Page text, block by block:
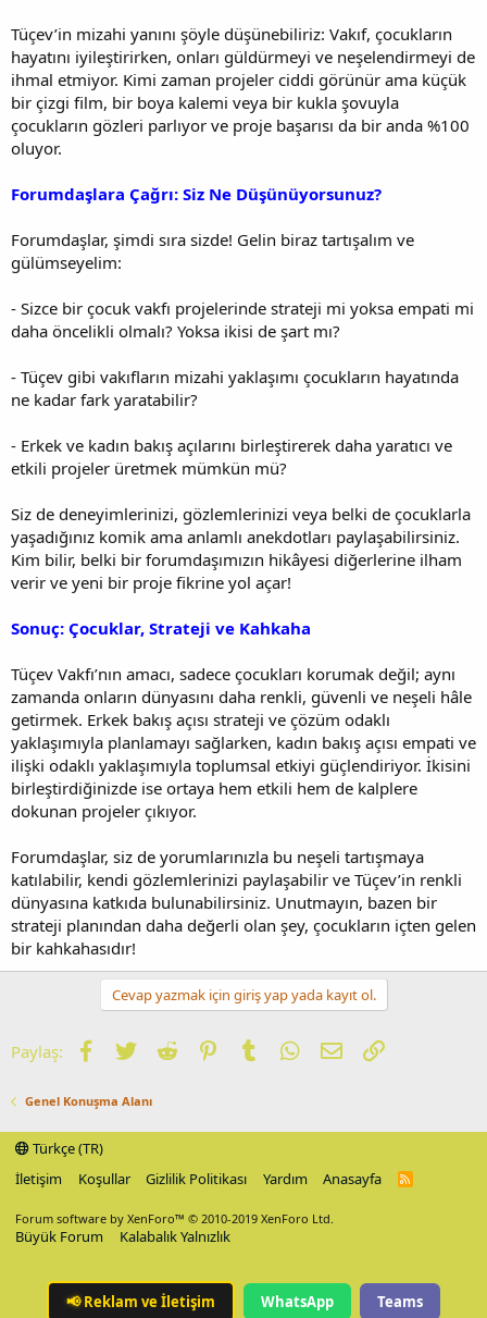
Tüçev’in mizahi yanını şöyle düşünebiliriz: Vakıf, çocukların
hayatını iyileştirirken, onları güldürmeyi ve neşelendirmeyi de
ihmal etmiyor. Kimi zaman projeler ciddi görünür ama küçük
bir çizgi film, bir boya kalemi veya bir kukla şovuyla
çocukların gözleri parlıyor ve proje başarısı da bir anda %100
oluyor.
Forumdaşlara Çağrı: Siz Ne Düşünüyorsunuz?
Forumdaşlar, şimdi sıra sizde! Gelin biraz tartışalım ve
gülümseyelim:
- Sizce bir çocuk vakfı projelerinde strateji mi yoksa empati mi
daha öncelikli olmalı? Yoksa ikisi de şart mı?
- Tüçev gibi vakıfların mizahi yaklaşımı çocukların hayatında
ne kadar fark yaratabilir?
- Erkek ve kadın bakış açılarını birleştirerek daha yaratıcı ve
etkili projeler üretmek mümkün mü?
Siz de deneyimlerinizi, gözlemlerinizi veya belki de çocuklarla
yaşadığınız komik ama anlamlı anekdotları paylaşabilirsiniz.
Kim bilir, belki bir forumdaşımızın hikâyesi diğerlerine ilham
verir ve yeni bir proje fikrine yol açar!
Sonuç: Çocuklar, Strateji ve Kahkaha
Tüçev Vakfı’nın amacı, sadece çocukları korumak değil; aynı
zamanda onların dünyasını daha renkli, güvenli ve neşeli hâle
getirmek. Erkek bakış açısı strateji ve çözüm odaklı
yaklaşımıyla planlamayı sağlarken, kadın bakış açısı empati ve
ilişki odaklı yaklaşımıyla toplumsal etkiyi güçlendiriyor. İkisini
birleştirdiğinizde ise ortaya hem etkili hem de kalplere
dokunan projeler çıkıyor.
Forumdaşlar, siz de yorumlarınızla bu neşeli tartışmaya
katılabilir, kendi gözlemlerinizi paylaşabilir ve Tüçev’in renkli
dünyasına katkıda bulunabilirsiniz. Unutmayın, bazen bir
strateji planından daha değerli olan şey, çocukların içten gelen
bir kahkahasıdır!
Cevap yazmak için giriş yap yada kayıt ol.
Paylaş: Facebook
TwitterReddit PinterestTumblrWhatsApp
E-postaLink
Genel Konuşma Alanı
Türkçe (TR)
İletişim
Koşullar Gizlilik Politikası Yardım Anasayfa
R
Forum software by XenForo™ © 2010-2019 XenForo Ltd.
Büyük Forum Kalabalık Yalnızlık
📢Reklam ve İletişim WhatsApp Teams